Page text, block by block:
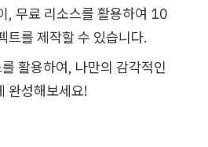
, 무료 리소스를 활용하여 10
트를 제작할 수 있습니다.
활용하여, 나만의 감각적인
완성해보세요!